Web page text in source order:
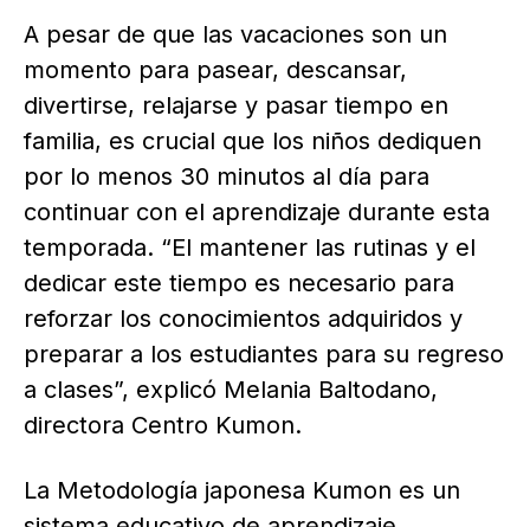
A pesar de que las vacaciones son un
momento para pasear, descansar,
divertirse, relajarse y pasar tiempo en
familia, es crucial que los niños dediquen
por lo menos 30 minutos al día para
continuar con el aprendizaje durante esta
temporada. “El mantener las rutinas y el
dedicar este tiempo es necesario para
reforzar los conocimientos adquiridos y
preparar a los estudiantes para su regreso
a clases”, explicó Melania Baltodano,
directora Centro Kumon.
La Metodología japonesa Kumon es un